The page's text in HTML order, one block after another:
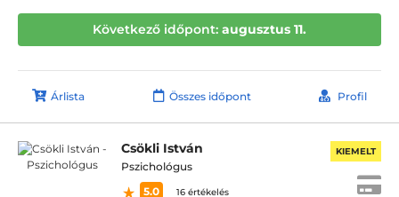
Következő időpont: augusztus 11.
Árlista Összes időpont Profil
Csökli István
Pszichológus
5.0
16 értékelés
KIEMELT